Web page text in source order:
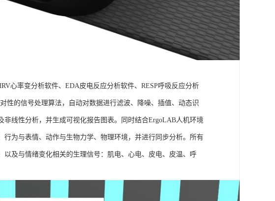
心率变分析软件、EDA皮电反应分析软件、RESP呼吸反应分析
性的信号处理算法，自动对数据进行滤波、降噪、插值、动态识
线性分析，并生成可视化报告图表。同时结合ErgoLAB人机环境
为与表情、动作与生物力学、物理环境，并进行同步分析。所有
及与情绪变化相关的生理信号：肌电、心电、皮电、皮温、呼